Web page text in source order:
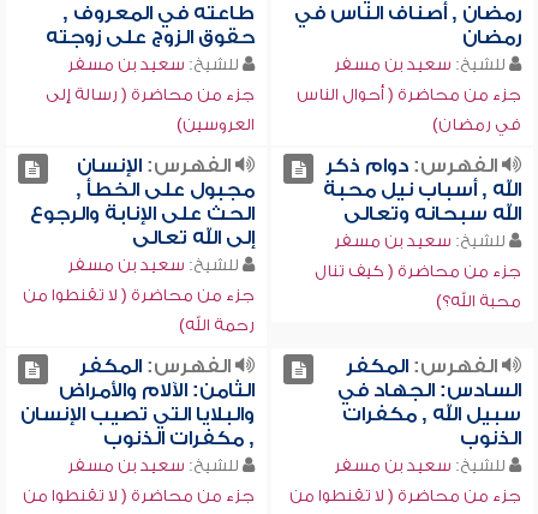
رمضان , أصناف الناس في
رمضان
للشيخ: سعيد بن مسفر
جزء من محاضرة ( أحوال الناس
في رمضان)
طاعته في المعروف ,
حقوق الزوج على زوجته
للشيخ: سعيد بن مسفر
جزء من محاضرة ( رسالة إلى
العروسين)
الفهرس:دوام ذكر
الله , أسباب نيل محبة
الله سبحانه وتعالى
للشيخ: سعيد بن مسفر
جزء من محاضرة ( كيف تنال
محبة الله؟)
الفهرس:الإنسان
مجبول على الخطأ ,
الحث على الإنابة والرجوع
إلى الله تعالى
للشيخ: سعيد بن مسفر
جزء من محاضرة ( لا تقنطوا من
رحمة الله)
الفهرس:المكفر
السادس: الجهاد في
سبيل الله , مكفرات
الذنوب
للشيخ: سعيد بن مسفر
جزء من محاضرة ( لا تقنطوا من
الفهرس:المكفر
الثامن: الآلام والأمراض
والبلايا التي تصيب الإنسان
, مكفرات الذنوب
للشيخ: سعيد بن مسفر
جزء من محاضرة ( لا تقنطوا من